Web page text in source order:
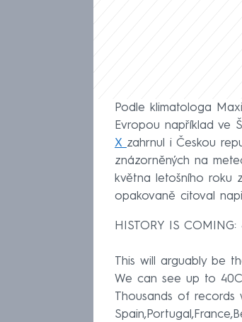
Podle klimatologa
Evropou například ve
X zahrnul i Českou
znázorněných na
května letošního roku z
opakovaně citoval
HISTORY IS
This will arguably be
We can see up to
Thousands of records